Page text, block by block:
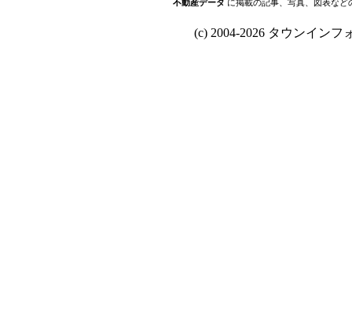
不動産データ に掲載の記事、写真、図表な
(c) 2004-2026 タウンインフ